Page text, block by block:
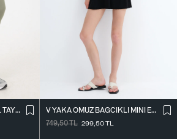
TOPARLAYICI YÜKSEK BEL TAYT TYT4000-R11
V YAKA OMUZ BAĞCIKLI MINI ELBISE E3394
749,50TL 299,50TL